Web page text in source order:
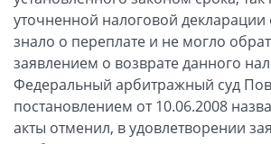
уточненной налоговой
знало о переплате и не могло
заявлением о возврате данного
Федеральный арбитражный суд
постановлением от 10.06.2008
акты отменил, в удовлетворении